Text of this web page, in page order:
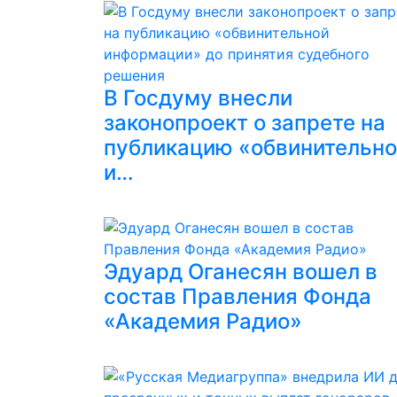
В Госдуму внесли
законопроект о запрете на
публикацию
и…
Эдуард Оганесян вошел в
состав Правления Фонда
«Академия Радио»